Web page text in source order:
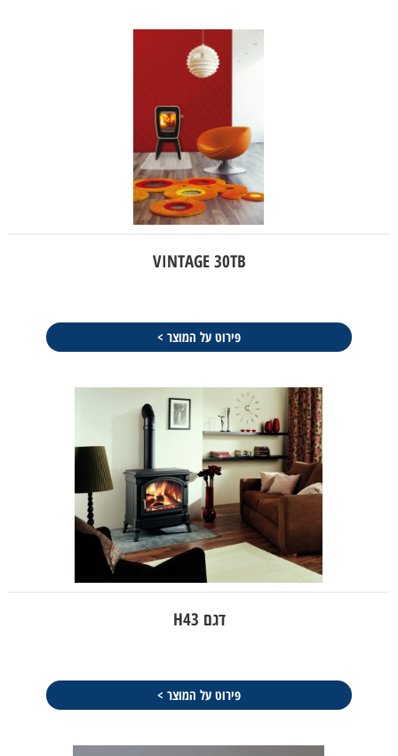
VINTAGE 30TB
פירוט על המוצר >
דגם H43
פירוט על המוצר >